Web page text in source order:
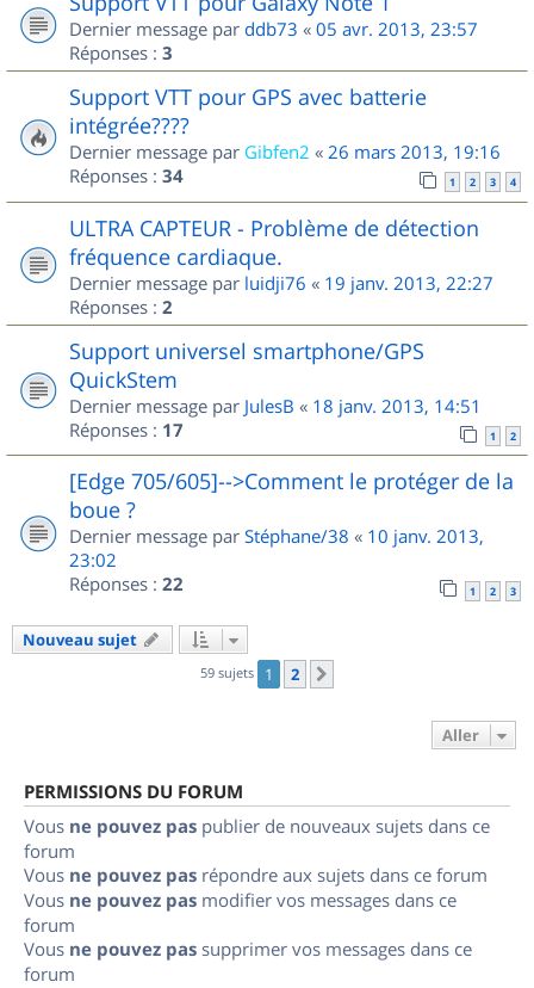
Dernier message par ddb73 « 05 avr. 2013, 23:57
Réponses : 3
Support VTT pour GPS avec batterie
intégrée????
Dernier message par Gibfen2 « 26 mars 2013, 19:16
Réponses : 34 1 2 3 4
ULTRA CAPTEUR - Problème de détection
fréquence cardiaque.
Dernier message par luidji76 « 19 janv. 2013, 22:27
Réponses : 2
Support universel smartphone/GPS
QuickStem
Dernier message par JulesB « 18 janv. 2013, 14:51
Réponses : 17 1 2
[Edge 705/605]-->Comment le protéger de la
boue ?
Dernier message par Stéphane/38 « 10 janv. 2013,
23:02
Réponses : 22 1 2 3
Nouveau sujet
59 sujets 1 2
Aller
PERMISSIONS DU FORUM
Vous ne pouvez pas publier de nouveaux sujets dans ce
forum
Vous ne pouvez pas répondre aux sujets dans ce forum
Vous ne pouvez pas modifier vos messages dans ce
forum
Vous ne pouvez pas supprimer vos messages dans ce
forum